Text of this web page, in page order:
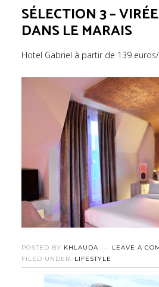
SÉLECTION 3 –
DANS LE MARAIS
Hotel Gabriel à partir de 139
POSTED BY KHLAUDA
LEAVE A
FILED UNDER: LIFESTYLE